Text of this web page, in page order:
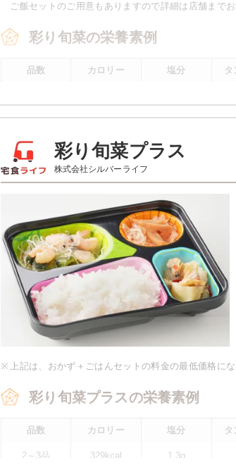
※ その他備考
ご飯セットのご用意もありますので詳細は店舗までお
彩り旬菜の栄養素例
品数 カロリー 塩分 タ
彩り旬菜のメニュー例
サバの味噌だれがけ
ほうれん草のベーコン和え
豆腐の柚子あんかけ
栄養素
-
※メニューの補足
メニューは日替わりです（メニューは一例です）
彩り旬菜プラス
株式会社シルバーライフ
※ 上記は、おかず＋ごはんセットの料金の最低価格に
彩り旬菜プラスの栄養素例
品数 カロリー 塩分 タ
2～3品 329kcal 1.3g